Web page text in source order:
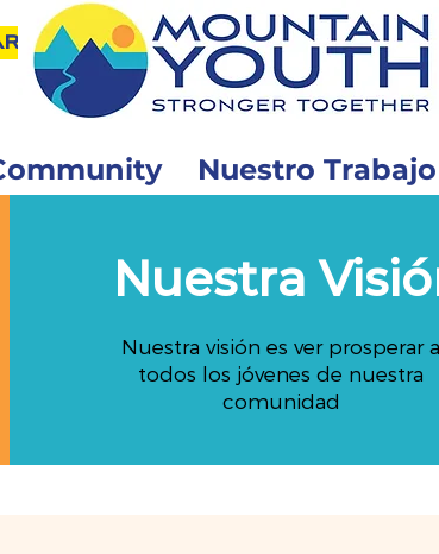
Nuestro Trabajo
Nuestra
Nuestra visión es ver prosperar a
todos los jóvenes de nuestra
comunidad